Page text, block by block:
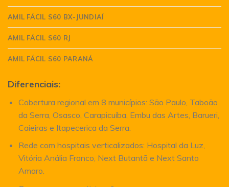
AMIL FÁCIL S60 BX-JUNDIAÍ
AMIL FÁCIL S60 RJ
AMIL FÁCIL S60 PARANÁ
Diferenciais:
Cobertura regional em 8 municípios: São Paulo, Taboão
da Serra, Osasco, Carapicuíba, Embu das Artes, Barueri,
Caieiras e Itapecerica da Serra.
Rede com hospitais verticalizados: Hospital da Luz,
Vitória Anália Franco, Next Butantã e Next Santo
Amaro.